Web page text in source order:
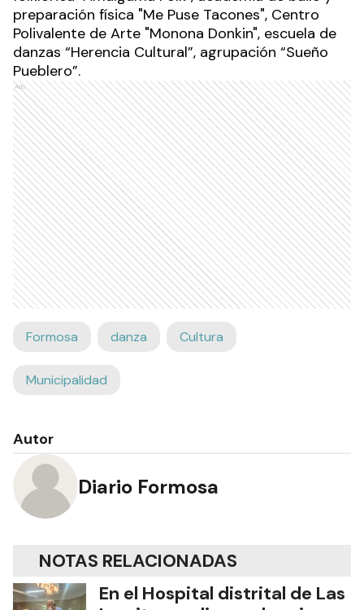
preparación física "Me Puse Tacones", Centro
Polivalente de Arte "Monona Donkin", escuela de
danzas “Herencia Cultural”, agrupación “Sueño
Pueblero”.
Ads
Formosa danza Cultura
Municipalidad
Autor
Diario Formosa
NOTAS RELACIONADAS
En el Hospital distrital de Las